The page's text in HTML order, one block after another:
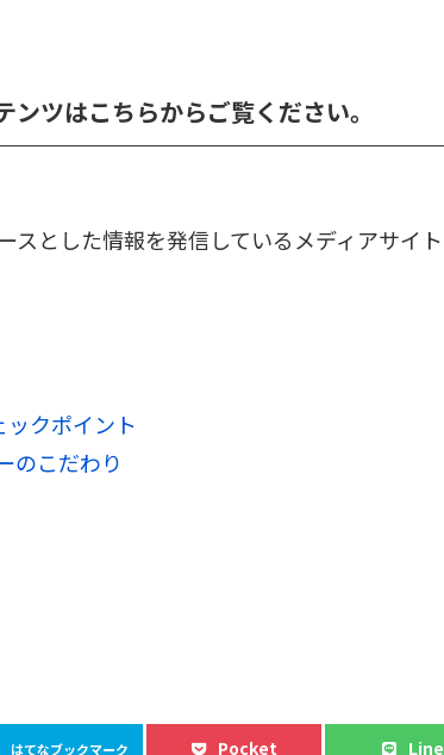
ツはこちらからご覧ください。
スとした情報を発信しているメディアサイト
クポイント
のこだわり
はてなブックマーク Pocket Line